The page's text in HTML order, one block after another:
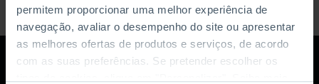
permitem proporcionar uma melhor experiência de
navegação, avaliar o desempenho do site ou apresentar
as melhores ofertas de produtos e serviços, de acordo
com as suas preferências. Se pretender escolher os